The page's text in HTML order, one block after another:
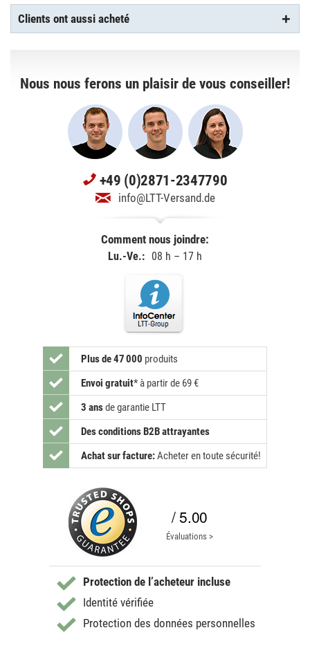
Clients ont aussi acheté
Nous nous ferons un plaisir de vous conseiller!
+49 (0)2871-2347790
info@LTT-Versand.de
Comment nous joindre:
Lu.-Ve.: 08 h – 17 h
Plus de 47 000 produits
Envoi gratuit* à partir de 69 €
3 ansde garantie LTT
Des conditions B2B attrayantes
Achat sur facture:Acheter en toute sécurité!
/ 5.00
Évaluations >
Protection de l’acheteur incluse
Identité vérifiée
Protection des données personnelles